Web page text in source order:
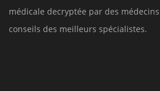
médicale decryptée par des
conseils des meilleurs spécialistes.